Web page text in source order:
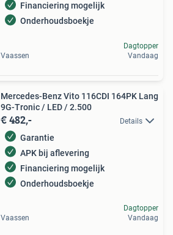
Financiering mogelijk
Onderhoudsboekje
Vaassen
Dagtopper
Vandaag
Mercedes-Benz Vito 116CDI 164PK Lang
9G-Tronic / LED / 2.500
€ 482,- Details
Garantie
APK bij aflevering
Financiering mogelijk
Onderhoudsboekje
Vaassen
Dagtopper
Vandaag